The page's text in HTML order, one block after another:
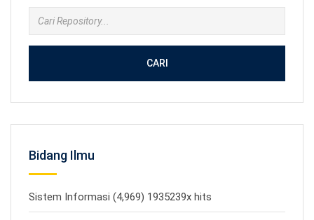
CARI
Bidang Ilmu
Sistem Informasi (4,969) 1935239x hits